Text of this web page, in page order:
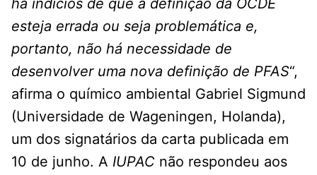
há indícios de que a definição da OCDE
esteja errada ou seja problemática e,
portanto, não há necessidade de
desenvolver uma nova definição de PFAS“,
afirma o químico ambiental Gabriel Sigmund
(Universidade de Wageningen, Holanda),
um dos signatários da carta publicada em
10 de junho. A IUPAC não respondeu aos